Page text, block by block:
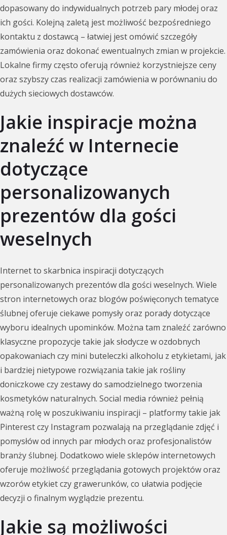
dopasowany do indywidualnych potrzeb pary młodej oraz
ich gości. Kolejną zaletą jest możliwość bezpośredniego
kontaktu z dostawcą – łatwiej jest omówić szczegóły
zamówienia oraz dokonać ewentualnych zmian w projekcie.
Lokalne firmy często oferują również korzystniejsze ceny
oraz szybszy czas realizacji zamówienia w porównaniu do
dużych sieciowych dostawców.
Jakie inspiracje można
znaleźć w Internecie
dotyczące
personalizowanych
prezentów dla gości
weselnych
Internet to skarbnica inspiracji dotyczących
personalizowanych prezentów dla gości weselnych. Wiele
stron internetowych oraz blogów poświęconych tematyce
ślubnej oferuje ciekawe pomysły oraz porady dotyczące
wyboru idealnych upominków. Można tam znaleźć zarówno
klasyczne propozycje takie jak słodycze w ozdobnych
opakowaniach czy mini buteleczki alkoholu z etykietami, jak
i bardziej nietypowe rozwiązania takie jak rośliny
doniczkowe czy zestawy do samodzielnego tworzenia
kosmetyków naturalnych. Social media również pełnią
ważną rolę w poszukiwaniu inspiracji – platformy takie jak
Pinterest czy Instagram pozwalają na przeglądanie zdjęć i
pomysłów od innych par młodych oraz profesjonalistów
branży ślubnej. Dodatkowo wiele sklepów internetowych
oferuje możliwość przeglądania gotowych projektów oraz
wzorów etykiet czy grawerunków, co ułatwia podjęcie
decyzji o finalnym wyglądzie prezentu.
Jakie są możliwości